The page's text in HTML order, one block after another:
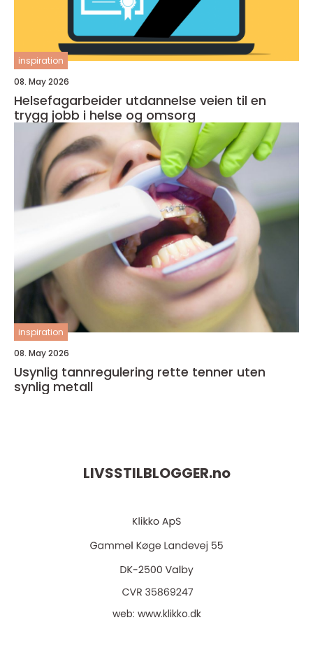
inspiration
08. May 2026
Helsefagarbeider utdannelse veien til en
trygg jobb i helse og omsorg
inspiration
08. May 2026
Usynlig tannregulering rette tenner uten
synlig metall
LIVSSTILBLOGGER.no
web: www.klikko.dk